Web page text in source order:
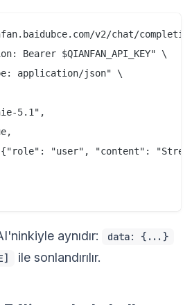
v2/chat/
Bearer $QIANFAN_API_KEY" \
application/json" \
5.1",
"user", "content":
aynıdır: data: {...}
ile sonlandırılır.